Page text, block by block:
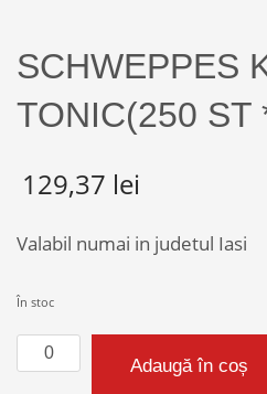
SCHWEPPES
TONIC(250 ST
129,37 lei
Valabil numai in judetul Iasi
În stoc
Cantitate
SCHWEPPES
Adaugă în coș